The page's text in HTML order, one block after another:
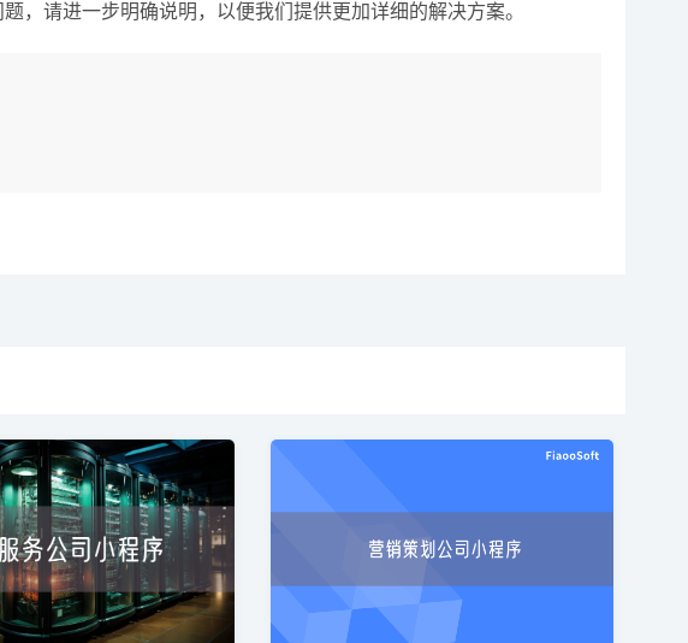
，请进一步明确说明，以便我们提供更加详细的解决方案。